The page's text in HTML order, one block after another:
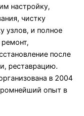
настройку,
чистку
узлов, и полное
после
реставрацию.
в 2004
опыт в